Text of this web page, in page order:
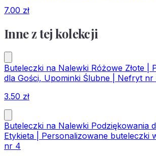
7.00 zł
Inne z tej kolekcji
Buteleczki na Nalewki Różowe Złote |
dla Gości, Upominki Ślubne | Nefryt nr
3.50 zł
Buteleczki na Nalewki Podziękowania
Etykieta | Personalizowane buteleczki
nr 4